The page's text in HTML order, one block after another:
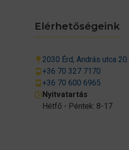
Elérhetőségeink
2030 Érd, András utca 20.
+36 70 327 7170
+36 70 600 6965
Nyitvatartás
Hétfő - Péntek: 8-17